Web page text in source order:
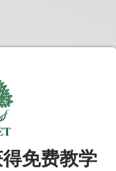
免费教学